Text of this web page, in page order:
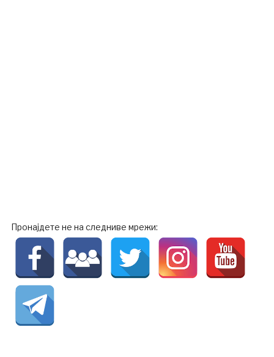
Пронајдете не на следниве мрежи: